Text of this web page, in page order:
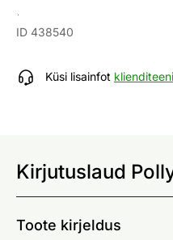
Kirjutuslaud Polly
ID 438540
Küsi lisainfot
Kirjutuslaud
Toote kirjeldus